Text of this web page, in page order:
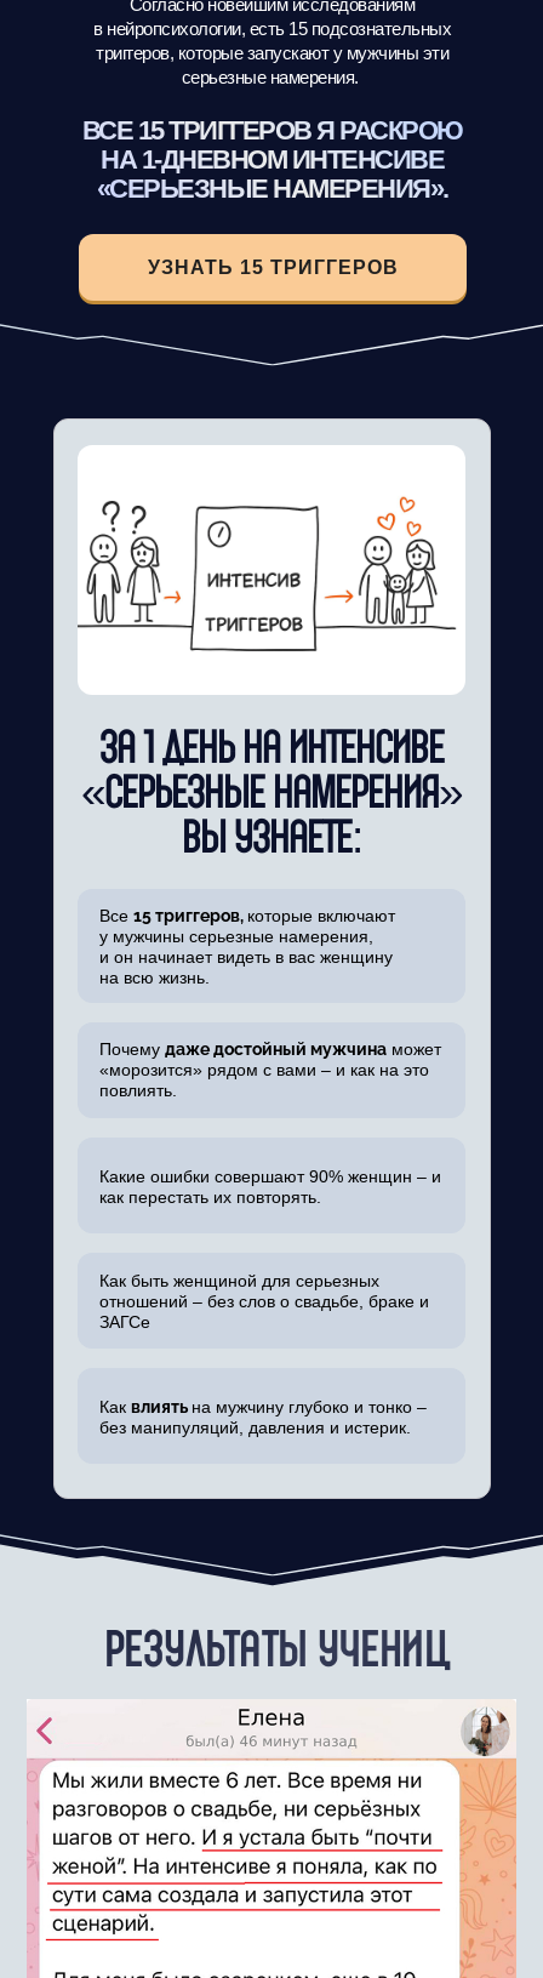
Согласно новейшим исследованиям
в нейропсихологии, есть 15 подсознательных
триггеров, которые запускают у мужчины эти
серьезные намерения.
ВСЕ 15 ТРИГГЕРОВ Я РАСКРОЮ
НА 1-ДНЕВНОМ ИНТЕНСИВЕ
«СЕРЬЕЗНЫЕ НАМЕРЕНИЯ».
УЗНАТЬ 15 ТРИГГЕРОВ
ЗА 1 ДЕНЬ НА ИНТЕНСИВЕ
«СЕРЬЕЗНЫЕ НАМЕРЕНИЯ»
ВЫ УЗНАЕТЕ:
Все 15 триггеров, которые включают
у мужчины серьезные намерения,
и он начинает видеть в вас женщину
на всю жизнь.
Почему даже достойный мужчина может
«морозится» рядом с вами – и как на это
повлиять.
Какие ошибки совершают 90% женщин – и
как перестать их повторять.
Как быть женщиной для серьезных
отношений – без слов о свадьбе, браке и
ЗАГСе
Как влиять на мужчину глубоко и тонко –
без манипуляций, давления и истерик.
РЕЗУЛЬТАТЫ УЧЕНИЦ